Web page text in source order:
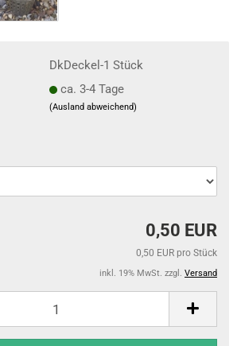
DkDeckel-1 Stück
ca. 3-4 Tage
(Ausland abweichend)
0,50 EUR
0,50 EUR pro Stück
inkl. 19% MwSt. zzgl. Versand